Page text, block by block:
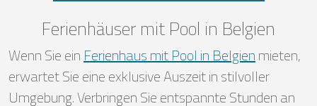
Ferienhäuser mit Pool in Belgien
Wenn Sie einFerienhaus mit Pool in Belgienmieten,
erwartet Sie eine exklusive Auszeit in stilvoller
Umgebung. Verbringen Sie entspannte Stunden an